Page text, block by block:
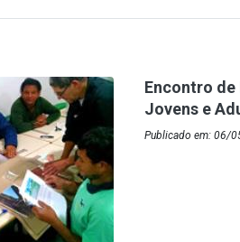
Encontro de
Jovens e
Publicado em: 06/